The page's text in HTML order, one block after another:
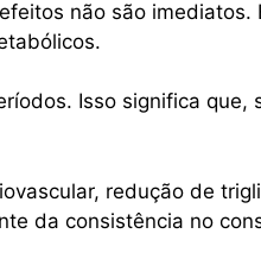
não são imediatos.
Isso significa que,
redução de
da consistência no